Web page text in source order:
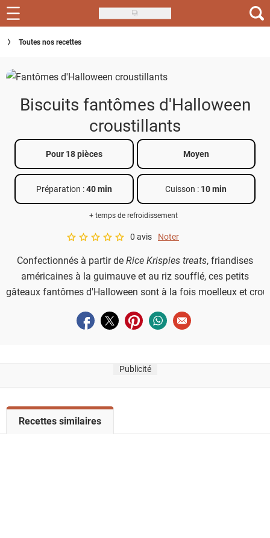
Skip
to
main
Recettes
Inspirations
Actus
Téléchargez l'app Saveurs Recettes
Index des recettes
Toutes nos recettes
Biscuits fantômes d'Halloween
croustillants
Pour 18 pièces Moyen
Préparation :40 min Cuisson : 10 min
+ temps de refroidissement
A star rating of 0 out of 5.
0 avis Noter
Confectionnés à partir deRice Krispies treats, friandises
américaines à la guimauve et au riz soufflé, ces petits
gâteaux fantômes d'Halloween sont à la fois moelleux et
Partager sur facebook
Partager sur twitter
Partager sur pinterest
Partager sur whatsapp
Envoyer à un ami
Publicité
o
Recettes similaires